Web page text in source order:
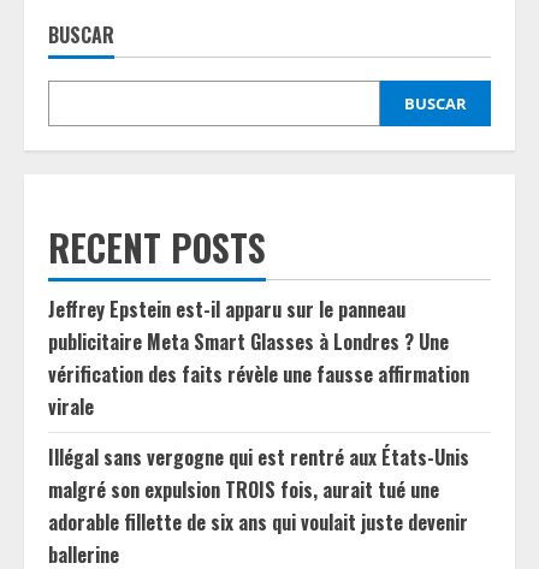
BUSCAR
BUSCAR
RECENT POSTS
Jeffrey Epstein est-il apparu sur le panneau
publicitaire Meta Smart Glasses à Londres ? Une
vérification des faits révèle une fausse affirmation
virale
Illégal sans vergogne qui est rentré aux États-Unis
malgré son expulsion TROIS fois, aurait tué une
adorable fillette de six ans qui voulait juste devenir
ballerine